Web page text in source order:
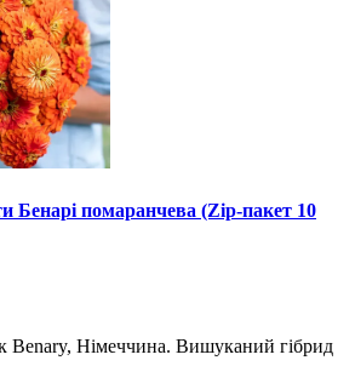
Бенарі помаранчева (Zip-пакет 10
Benary, Німеччина. Вишуканий гібрид